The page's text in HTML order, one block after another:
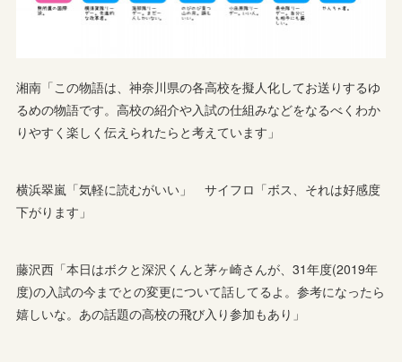
湘南「この物語は、神奈川県の各高校を擬人化してお送りするゆ
るめの物語です。高校の紹介や入試の仕組みなどをなるべくわか
りやすく楽しく伝えられたらと考えています」
横浜翠嵐「気軽に読むがいい」 サイフロ「ボス、それは好感度
下がります」
藤沢西「本日はボクと深沢くんと茅ヶ崎さんが、31年度(2019年
度)の入試の今までとの変更について話してるよ。参考になったら
嬉しいな。あの話題の高校の飛び入り参加もあり」